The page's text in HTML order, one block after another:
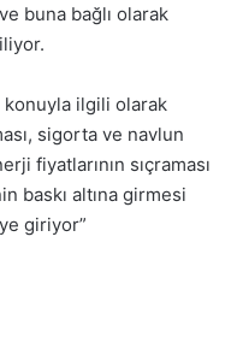
buna bağlı olarak
konuyla ilgili olarak
sigorta ve navlun
fiyatlarının sıçraması
baskı altına girmesi
giriyor”